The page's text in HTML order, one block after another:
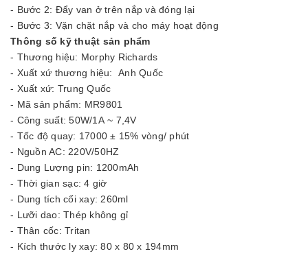
- Bước 2: Đẩy van ở trên nắp và đóng lại
- Bước 3: Vặn chặt nắp và cho máy hoạt động
Thông số kỹ thuật sản phẩm
- Thương hiệu: Morphy Richards
- Xuất xứ thương hiệu: Anh Quốc
- Xuất xứ: Trung Quốc
- Mã sản phẩm: MR9801
- Công suất: 50W/1A ~ 7,4V
- Tốc độ quay: 17000 ± 15% vòng/ phút
- Nguồn AC: 220V/50HZ
- Dung Lượng pin: 1200mAh
- Thời gian sạc: 4 giờ
- Dung tích cối xay: 260ml
- Lưỡi dao: Thép không gỉ
- Thân cốc: Tritan
- Kích thước ly xay: 80 x 80 x 194mm